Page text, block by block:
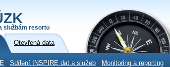
službám resortu
Otevřená data
Sdílení INSPIRE dat a služeb Monitoring a reporting